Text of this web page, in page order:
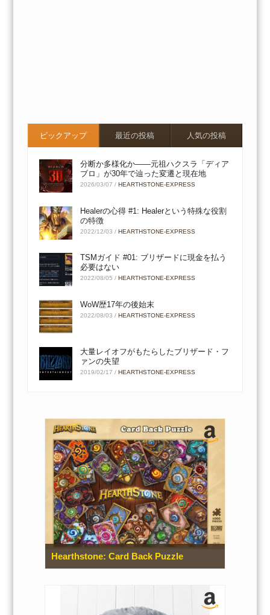
ピックアップ 最近の投稿 人気の投稿
分断か多様化か――元祖ハクスラ「ディア
ブロ」が30年で辿った変遷と現在地
2026/03/07 /HEARTHSTONE-EXPRESS
Healerの心得 #1: Healerという特殊な役割
の特徴
2022/12/03 /HEARTHSTONE-EXPRESS
TSMガイド #01: ブリザードに現金を払う
必要はない
2022/08/05 / HEARTHSTONE-EXPRESS
WoW歴17年の後始末
2022/08/03 /HEARTHSTONE-EXPRESS
大量レイオフがもたらしたブリザード・フ
ァンの失望
2019/02/17 /HEARTHSTONE-EXPRESS
Hearthstone: Card Back Puzzle